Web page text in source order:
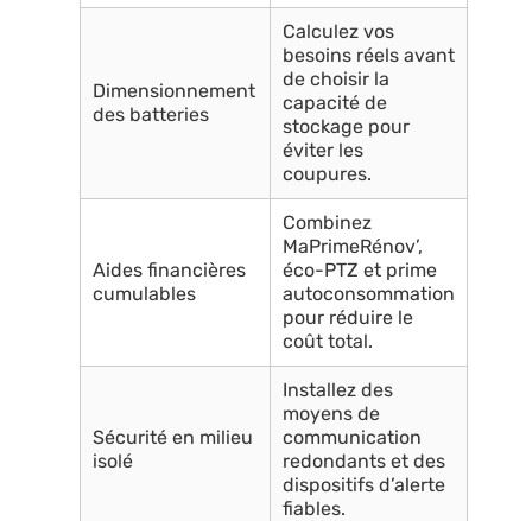
Dimensionnement
des batteries
Calculez vos
besoins réels avant
de choisir la
capacité de
stockage pour
éviter les
coupures.
Aides financières
cumulables
Combinez
MaPrimeRénov’,
éco-PTZ et prime
autoconsommation
pour réduire le
coût total.
Sécurité en milieu
isolé
Installez des
moyens de
communication
redondants et des
dispositifs d’alerte
fiables.